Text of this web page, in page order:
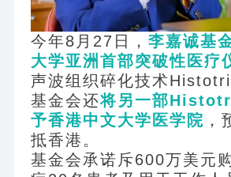
今年8月27日， 李嘉诚基
大学亚洲首部突破性医疗
声波组织碎化技术
基金会还将另一部
予香港中文大学医学院 ，
抵香港。
基金会承诺斥600万美元